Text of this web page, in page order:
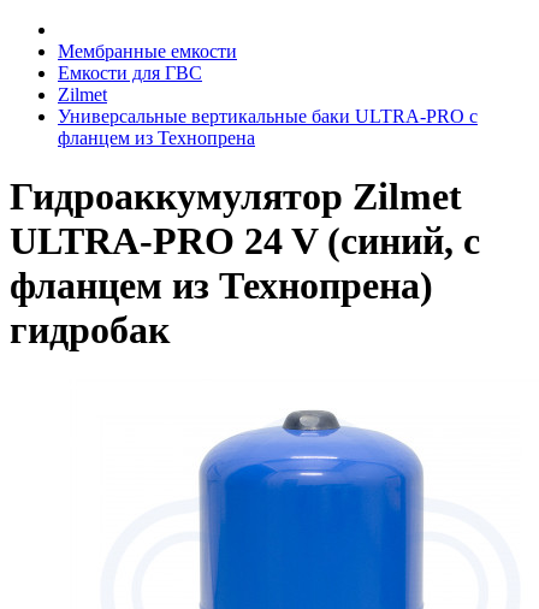
Мембранные емкости
Емкости для ГВС
Zilmet
Универсальные вертикальные баки ULTRA-PRO с
фланцем из Технопрена
Гидроаккумулятор Zilmet
ULTRA-PRO 24 V (синий, с
фланцем из Технопрена)
гидробак